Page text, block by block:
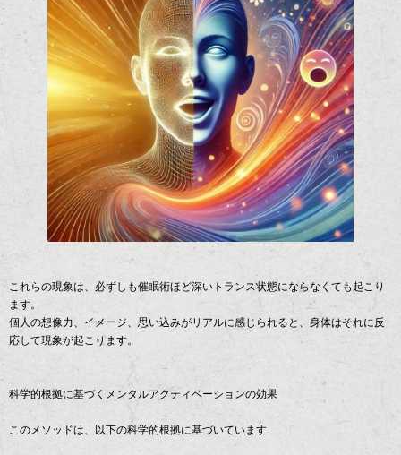
これらの現象は、必ずしも催眠術ほど深いトランス状態にならなくても起こり
ます。
個人の想像力、イメージ、思い込みがリアルに感じられると、身体はそれに反
応して現象が起こります。
科学的根拠に基づくメンタルアクティベーションの効果
このメソッドは、以下の科学的根拠に基づいています